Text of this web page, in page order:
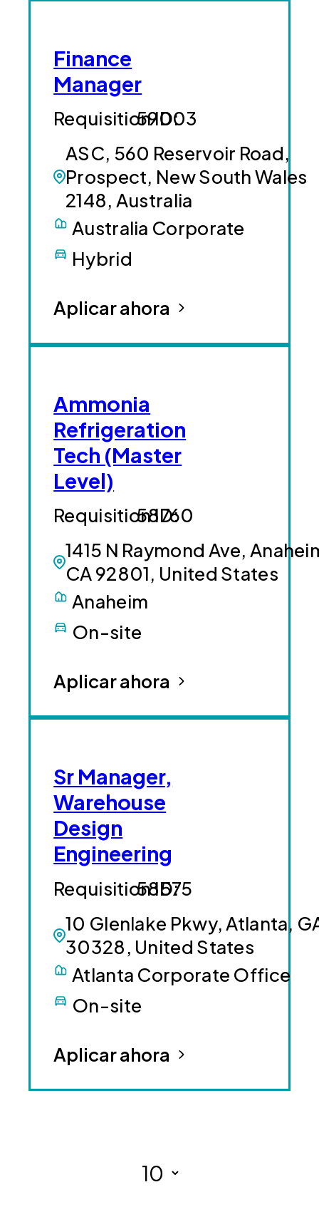
Finance
Manager
ASC, 560 Reservoir Road,
Prospect, New South Wales
2148, Australia
59003
Australia Corporate
Hybrid
Aplicar ahora
Ammonia
Refrigeration
Tech (Master
Level)
1415 N Raymond Ave,
CA 92801, United States
58760
Anaheim
On-site
Aplicar ahora
Sr Manager,
Warehouse
Design
Engineering
10 Glenlake Pkwy, Atlanta,
30328, United States
58575
Atlanta Corporate Office
On-site
Aplicar ahora